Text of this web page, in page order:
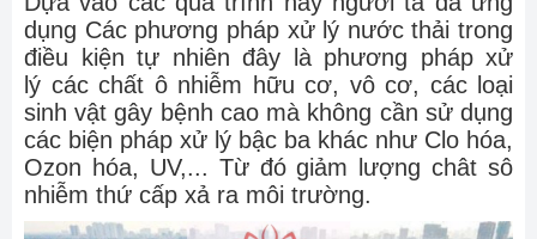
dụng Các phương pháp xử lý nước thải trong
điều kiện tự nhiên đây là phương pháp xử
lý các chất ô nhiễm hữu cơ, vô cơ, các loại
sinh vật gây bệnh cao mà không cần sử dụng
các biện pháp xử lý bậc ba khác như Clo hóa,
Ozon hóa, UV,... Từ đó giảm lượng chât sô
nhiễm thứ cấp xả ra môi trường.